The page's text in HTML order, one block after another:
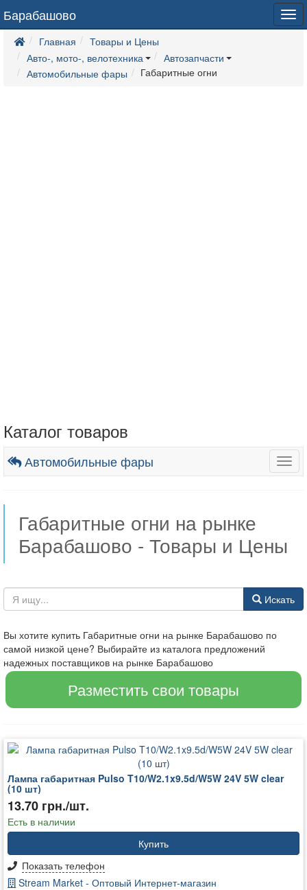
Барабашово
Главная
Товары и Цены
Авто-, мото-, велотехника
Автозапчасти
Автомобильные фары
Габаритные огни
Каталог товаров
Автомобильные фары
Габаритные огни на рынке
Барабашово - Товары и Цены
Искать
Вы хотите купить Габаритные огни на рынке Барабашово по
самой низкой цене? Выбирайте из каталога предложений
надежных поставщиков на рынке Барабашово
Разместить свои товары
Лампа габаритная Pulso T10/W2.1x9.5d/W5W 24V 5W clear
(10 шт)
13.70 грн./шт.
Есть в наличии
Купить
Показать телефон
Stream Market - Оптовый Интернет-магазин